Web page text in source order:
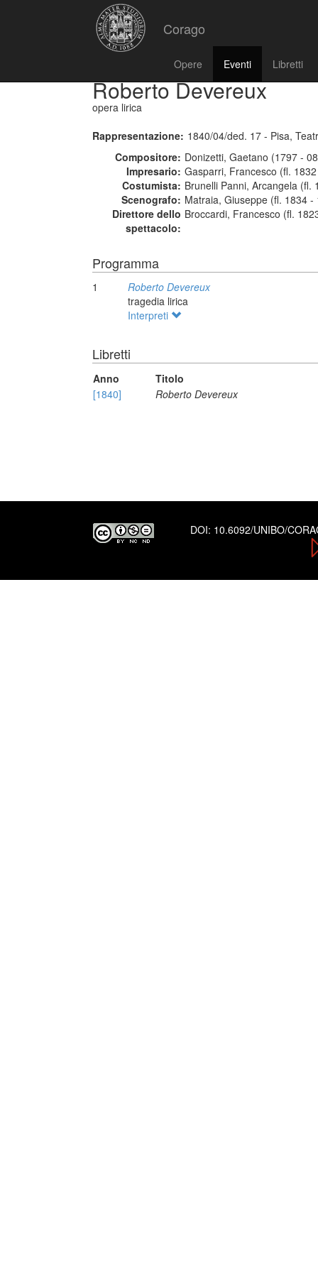
Corago
Opere Eventi Libretti
Roberto Devereux
opera lirica
Rappresentazione: 1840/04/ded. 17 - Pisa,
Compositore: Donizetti, Gaetano (1797 -
Impresario: Gasparri, Francesco (fl.
Costumista: Brunelli Panni, Arcangela (fl.
Scenografo: Matraia, Giuseppe (fl. 1834 -
Direttore dello
spettacolo:
Broccardi, Francesco (fl.
Programma
1
Roberto Devereux
tragedia lirica
Interpreti
Libretti
Anno
Titolo
[1840]
Roberto Devereux
DOI: 10.6092/UNIBO/